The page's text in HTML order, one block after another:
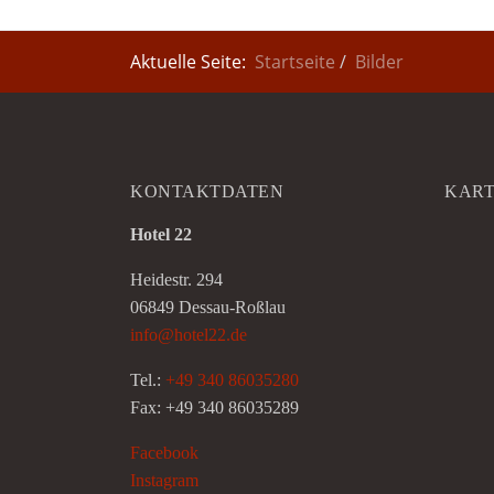
Aktuelle Seite: Startseite Bilder
KONTAKTDATEN
Hotel 22
Heidestr. 294
06849 Dessau-Roßlau
info@hotel22.de
Tel.: +49 340 86035280
Fax: +49 340 86035289
Facebook
Instagram